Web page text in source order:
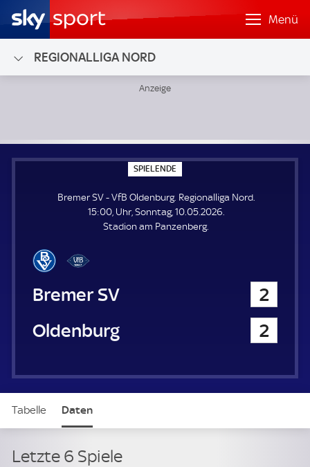
Menü
REGIONALLIGA NORD
SPIELENDE
P
E
L
E
N
Bremer SV - VfB Oldenburg. Regionalliga Nord.
15:00, Uhr, Sonntag, 10.05.2026.
Stadion am Panzenberg.
Bremer SV
2
VfB Oldenburg
2
Tabelle Daten
Letzte 6 Spiele